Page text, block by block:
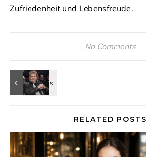
Zufriedenheit und Lebensfreude.
No Comments
RELATED POSTS